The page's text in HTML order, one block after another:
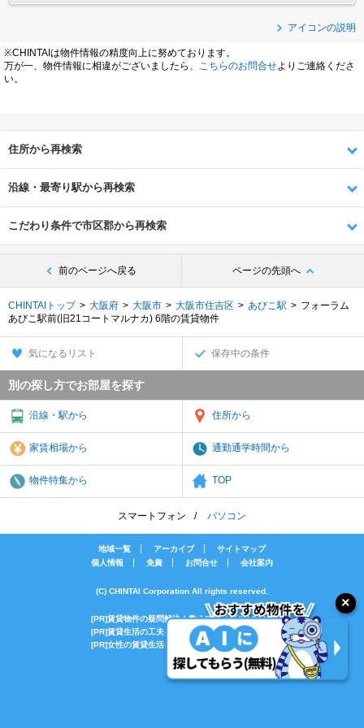
アイコンの説明
※CHINTAIは物件情報の精度向上に努めております。
万が一、物件情報に相違がございましたら、
こちらのお問合せよりご連絡くださ
い。
住所から再検索
沿線・最寄り駅から再検索
こだわり条件で市区郡から再検索
前のページへ戻る ページの先頭へ
CHINTAIトップ 大阪府 大阪市 大阪市住吉区 あびこ駅
フォーラム
あびこ駅前(旧21コートマルナカ) 6階の賃貸物件
気になるリスト 保存中の条件
別の探し方でお部屋を探す
沿線・駅から 住所から
家賃相場から 通勤通学時間から
物件特集から TOP
スマートフォン パソコン
地域一覧 アーカイブ
サイトマップ
個人情報
免責 お問合せ 会社案内
(C) CHINTAI Corporation All rights reserved.
[PR]賃貸物件の疑問解決！教えてエイブルAGENT
[PR]賃貸生活の工夫を紹介！CHINTAI情報局
[PR]女性の賃貸生活を応援！Woman.CHINTAI